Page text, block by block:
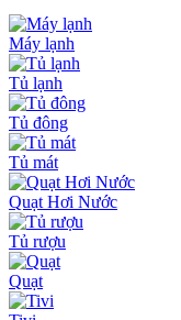
Máy lạnh
Tủ lạnh
Tủ đông
Tủ mát
Quạt Hơi Nước
Tủ rượu
Quạt